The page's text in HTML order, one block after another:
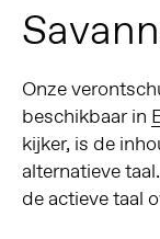
Onze
beschikbaar in
kijker, is de
alternatieve
de actieve taal